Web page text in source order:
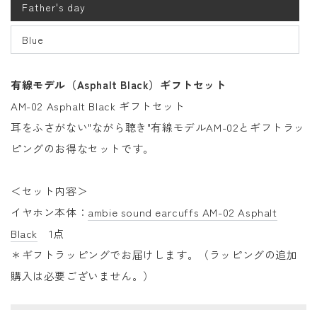
Father's day
Blue
有線モデル（Asphalt Black）ギフトセット
AM-02 Asphalt Black ギフトセット
耳をふさがない"ながら聴き"有線モデルAM-02とギフトラッ
ピングのお得なセットです。
＜セット内容＞
イヤホン本体： ambie sound earcuffs AM-02 Asphalt
Black 1点
＊ギフトラッピングでお届けします。
（ラッピングの追加
購入は必要ございません。）